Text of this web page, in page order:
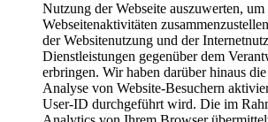
Nutzung der Webseite auszuwerten,
Webseitenaktivitäten
der Websitenutzung und der
Dienstleistungen gegenüber dem
erbringen. Wir haben darüber hinaus
Analyse von Website-Besuchern
User-ID durchgeführt wird. Die im